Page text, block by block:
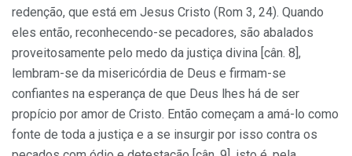
redenção, que está em Jesus Cristo (Rom 3, 24). Quando
eles então, reconhecendo-se pecadores, são abalados
proveitosamente pelo medo da justiça divina [cân. 8],
lembram-se da misericórdia de Deus e firmam-se
confiantes na esperança de que Deus lhes há de ser
propício por amor de Cristo. Então começam a amá-lo como
fonte de toda a justiça e a se insurgir por isso contra os